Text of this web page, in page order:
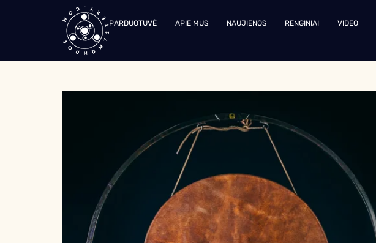
PARDUOTUVĖ APIE MUS NAUJIENOS RENGINIAI VIDEO